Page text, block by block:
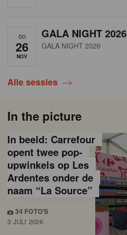
DO
26
NOV
GALA NIGHT 2026
GALA NIGHT 2026
Alle sessies
In the picture
In beeld: Carrefour
opent twee pop-
upwinkels op Les
Ardentes onder de
naam “La Source”
34 FOTO'S
3 JULI 2026